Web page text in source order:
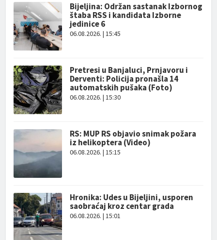
Bijeljina: Održan sastanak Izbornog
štaba RSS i kandidata Izborne
jedinice 6
06.08.2026. | 15:45
Pretresi u Banjaluci, Prnjavoru i
Derventi: Policija pronašla 14
automatskih pušaka (Foto)
06.08.2026. | 15:30
RS: MUP RS objavio snimak požara
iz helikoptera (Video)
06.08.2026. | 15:15
Hronika: Udes u Bijeljini, usporen
saobraćaj kroz centar grada
06.08.2026. | 15:01